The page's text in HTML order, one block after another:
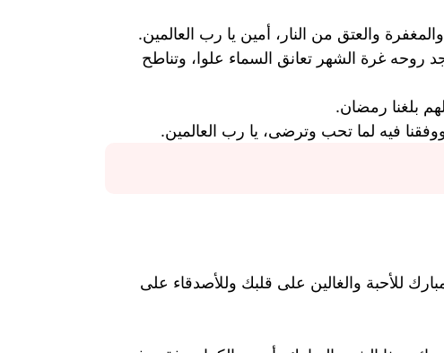
والعتق من النار، أمين يا رب العالمين.
روحه غرة الشهر تعانق السماء علوا، وتناطح
بلغنا رمضان.
فيه لما تحب وترضى، يا رب العالمين.
للأحبة والغالين على قلبك وللأصدقاء على